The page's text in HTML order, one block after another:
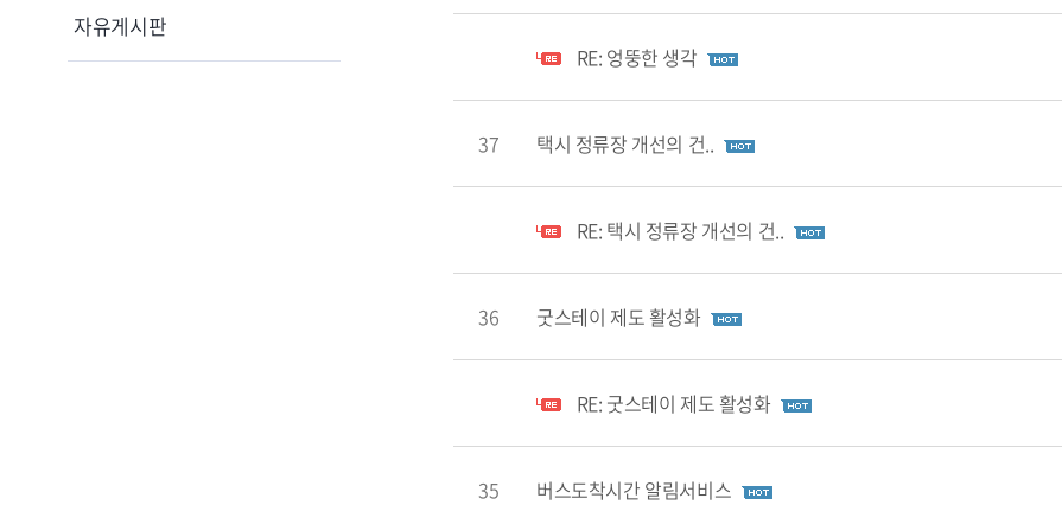
자유게시판
RE: 엉뚱한 생각
37 택시 정류장 개선의 건..
RE: 택시 정류장 개선의 건..
36 굿스테이 제도 활성화
RE: 굿스테이 제도 활성화
35 버스도착시간 알림서비스